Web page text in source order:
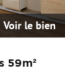
Voir le bien
59m²